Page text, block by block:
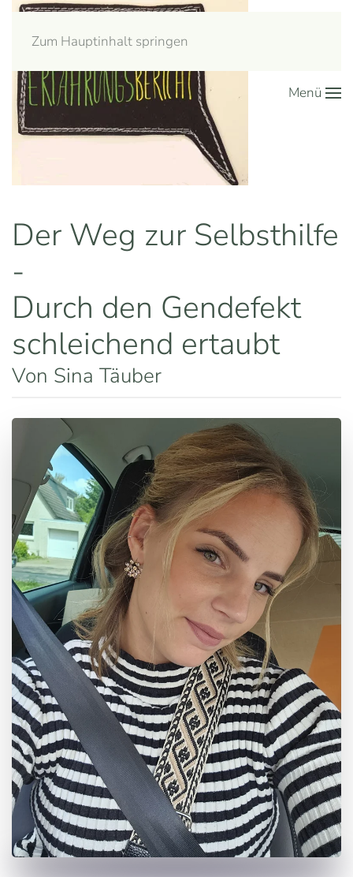
Zum Hauptinhalt springen
Menü
Der Weg zur Selbsthilfe
-
Durch den Gendefekt
schleichend ertaubt
Von Sina Täuber